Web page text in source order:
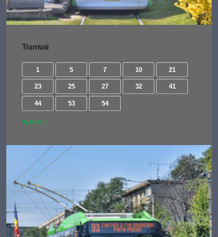
Tramvai
1 5 7 10 21
23 25 27 32 41
44 53 54
Vezi tot